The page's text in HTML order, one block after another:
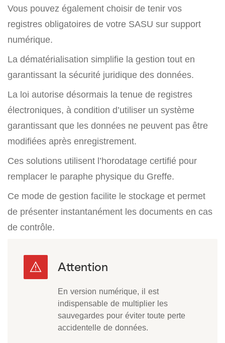
Vous pouvez également choisir de tenir vos
registres obligatoires de votre SASU sur support
numérique.
La dématérialisation simplifie la gestion tout en
garantissant la sécurité juridique des données.
La loi autorise désormais la tenue de registres
électroniques, à condition d’utiliser un système
garantissant que les données ne peuvent pas être
modifiées après enregistrement.
Ces solutions utilisent l’horodatage certifié pour
remplacer le paraphe physique du Greffe.
Ce mode de gestion facilite le stockage et permet
de présenter instantanément les documents en cas
de contrôle.
En version numérique, il est
indispensable de multiplier les
sauvegardes pour éviter toute perte
accidentelle de données.